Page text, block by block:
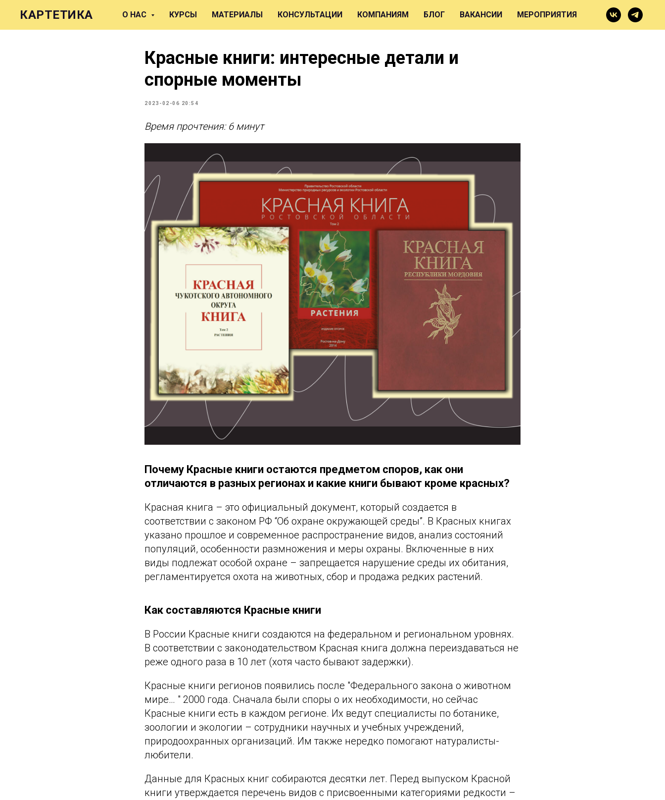
КАРТЕТИКА О НАС КУРСЫ МАТЕРИАЛЫ КОНСУЛЬТАЦИИ КОМПАНИЯМ БЛОГ ВАКАНСИИ МЕРОПРИЯТИЯ
Красные книги: интересные детали и
спорные моменты
2023-02-06 20:54
Время прочтения: 6 минут
Почему Красные книги остаются предметом споров, как они
отличаются в разных регионах и какие книги бывают кроме красных?
Красная книга – это официальный документ, который создается в
соответствии с законом РФ “Об охране окружающей среды”. В Красных книгах
указано прошлое и современное распространение видов, анализ состояний
популяций, особенности размножения и меры охраны. Включенные в них
виды подлежат особой охране – запрещается нарушение среды их обитания,
регламентируется охота на животных, сбор и продажа редких растений.
Как составляются Красные книги
В России Красные книги создаются на федеральном и региональном уровнях.
В соответствии с законодательством Красная книга должна переиздаваться не
реже одного раза в 10 лет (хотя часто бывают задержки).
Красные книги регионов появились после "Федерального закона о животном
мире… " 2000 года. Сначала были споры о их необходимости, но сейчас
Красные книги есть в каждом регионе. Их ведут специалисты по ботанике,
зоологии и экологии – сотрудники научных и учебных учреждений,
природоохранных организаций. Им также нередко помогают натуралисты-
любители.
Данные для Красных книг собираются десятки лет. Перед выпуском Красной
книги утверждается перечень видов с присвоенными категориями редкости –